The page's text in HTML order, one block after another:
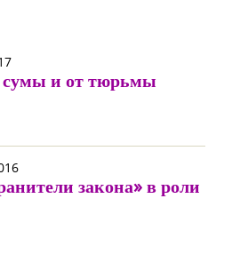
и от тюрьмы
закона» в роли